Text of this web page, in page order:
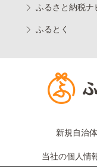
ふるさと納税ナ
ふるとく
新規自治
当社の個人情